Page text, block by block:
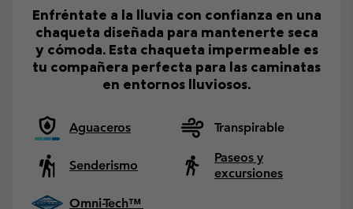
Enfréntate a la lluvia con confianza en una
chaqueta diseñada para mantenerte seca
y cómoda. Esta chaqueta impermeable es
tu compañera perfecta para las caminatas
en entornos lluviosos.
Aguaceros Transpirable
Senderismo
Paseos y
excursiones
Omni-Tech™